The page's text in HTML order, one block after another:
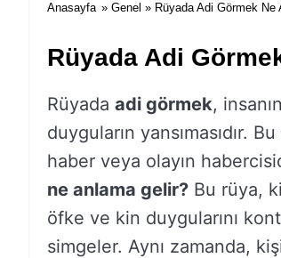
Anasayfa » Genel » Rüyada Adi Görmek Ne
Rüyada Adi
Rüyada adi görmek,
duyguların yansımasıdır.
haber veya olayın
ne anlama gelir? Bu rüya,
öfke ve kin duygularını
simgeler. Aynı zamanda,